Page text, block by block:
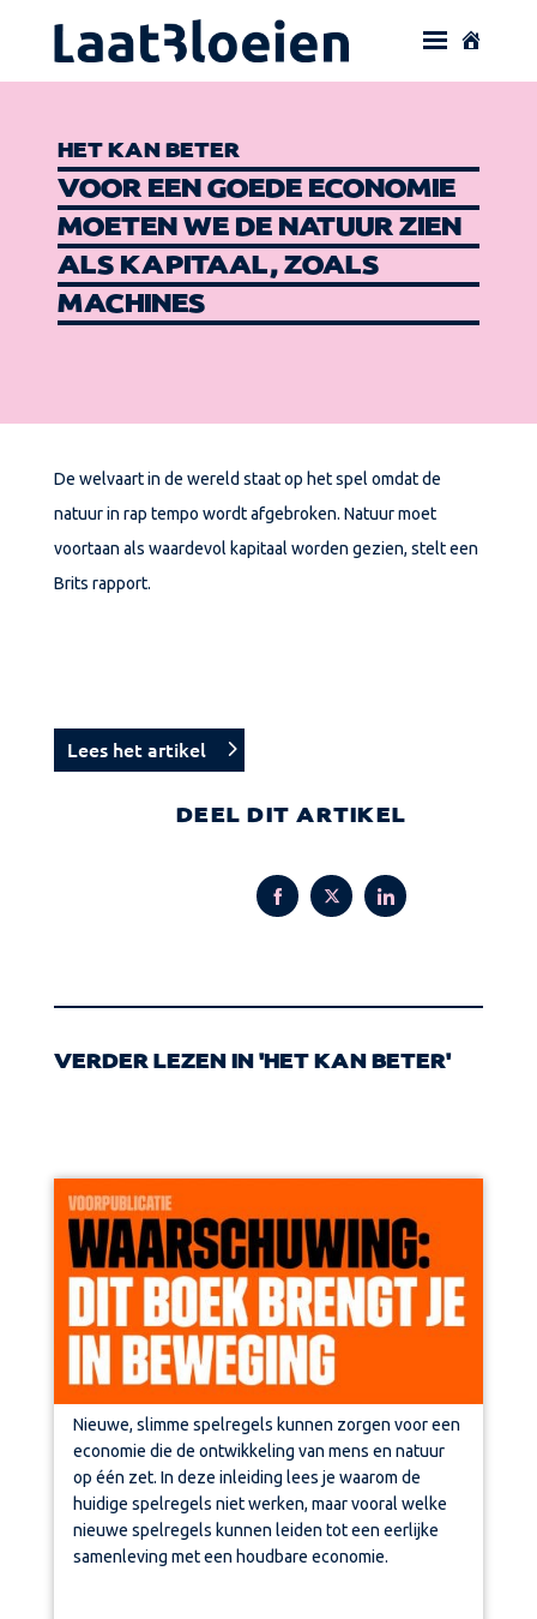
HET KAN BETER
VOOR EEN GOEDE ECONOMIE
MOETEN WE DE NATUUR ZIEN
ALS KAPITAAL, ZOALS
MACHINES
De welvaart in de wereld staat op het spel omdat de
natuur in rap tempo wordt afgebroken. Natuur moet
voortaan als waardevol kapitaal worden gezien, stelt een
Brits rapport.
Lees het artikel
DEEL DIT ARTIKEL
VERDER LEZEN IN 'HET KAN BETER'
Nieuwe, slimme spelregels kunnen zorgen voor een
economie die de ontwikkeling van mens en natuur
op één zet. In deze inleiding lees je waarom de
huidige spelregels niet werken, maar vooral welke
nieuwe spelregels kunnen leiden tot een eerlijke
samenleving met een houdbare economie.